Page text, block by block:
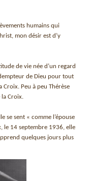
humains qui
mon désir est d’y
de vie née d’un regard
de Dieu pour tout
Croix. Peu à peu Thérèse
la Croix.
se sent « comme l’épouse
le 14 septembre 1936, elle
quelques jours plus